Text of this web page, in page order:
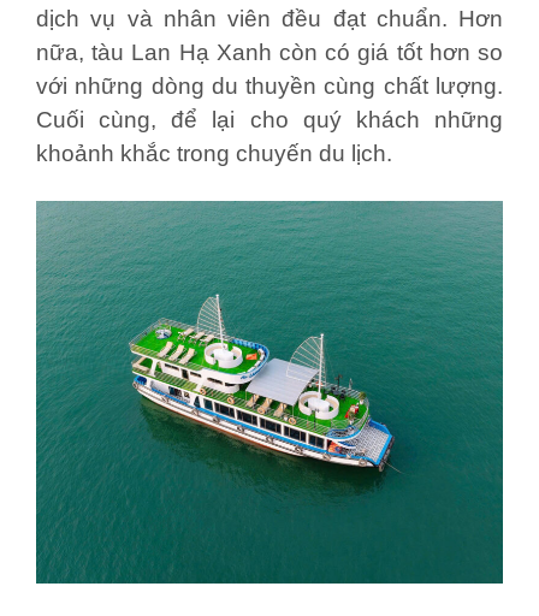
dịch vụ và nhân viên đều đạt chuẩn. Hơn
nữa, tàu Lan Hạ Xanh còn có giá tốt hơn so
với những dòng du thuyền cùng chất lượng.
Cuối cùng, để lại cho quý khách những
khoảnh khắc trong chuyến du lịch.